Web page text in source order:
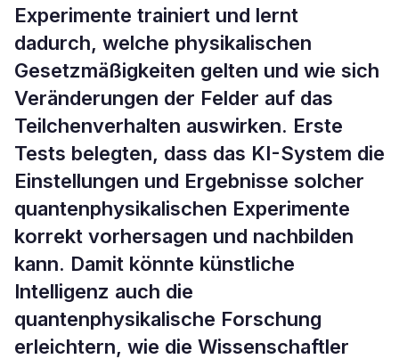
Experimente trainiert und lernt
dadurch, welche physikalischen
Gesetzmäßigkeiten gelten und wie sich
Veränderungen der Felder auf das
Teilchenverhalten auswirken. Erste
Tests belegten, dass das KI-System die
Einstellungen und Ergebnisse solcher
quantenphysikalischen Experimente
korrekt vorhersagen und nachbilden
kann. Damit könnte künstliche
Intelligenz auch die
quantenphysikalische Forschung
erleichtern, wie die Wissenschaftler